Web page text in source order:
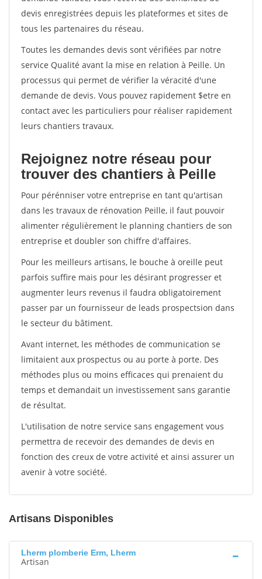
devis enregistrées depuis les plateformes et sites de
tous les partenaires du réseau.
Toutes les demandes devis sont vérifiées par notre
service Qualité avant la mise en relation à Peille. Un
processus qui permet de vérifier la véracité d'une
demande de devis. Vous pouvez rapidement $etre en
contact avec les particuliers pour réaliser rapidement
leurs chantiers travaux.
Rejoignez notre réseau pour
trouver des chantiers à Peille
Pour pérénniser votre entreprise en tant qu'artisan
dans les travaux de rénovation Peille, il faut pouvoir
alimenter régulièrement le planning chantiers de son
entreprise et doubler son chiffre d'affaires.
Pour les meilleurs artisans, le bouche à oreille peut
parfois suffire mais pour les désirant progresser et
augmenter leurs revenus il faudra obligatoirement
passer par un fournisseur de leads prospectsion dans
le secteur du bâtiment.
Avant internet, les méthodes de communication se
limitaient aux prospectus ou au porte à porte. Des
méthodes plus ou moins efficaces qui prenaient du
temps et demandait un investissement sans garantie
de résultat.
L'utilisation de notre service sans engagement vous
permettra de recevoir des demandes de devis en
fonction des creux de votre activité et ainsi assurer un
avenir à votre société.
Artisans Disponibles
Lherm plomberie Erm, Lherm
Artisan